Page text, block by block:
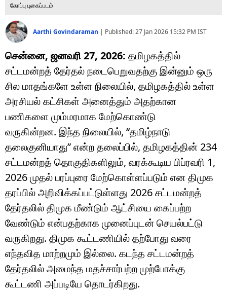
கோப்பு புகைப்படம்
Aarthi Govindaraman | Published:27 Jan 2026 15:32 PM IST
சென்னை, ஜனவரி 27, 2026: தமிழகத்தில்
சட்டமன்றத் தேர்தல் நடைபெறுவதற்கு இன்னும் ஒரு
சில மாதங்களே உள்ள நிலையில், தமிழகத்தில் உள்ள
அரசியல் கட்சிகள் அனைத்தும் அதற்கான
பணிகளை மும்மரமாக மேற்கொண்டு
வருகின்றன. இந்த நிலையில், “தமிழ்நாடு
தலைகுனியாது” என்ற தலைப்பில், தமிழகத்தின் 234
சட்டமன்றத் தொகுதிகளிலும், வரக்கூடிய பிப்ரவரி 1,
2026 முதல் பரப்புரை மேற்கொள்ளப்படும் என திமுக
தரப்பில் அறிவிக்கப்பட்டுள்ளது 2026 சட்டமன்றத்
தேர்தலில் திமுக மீண்டும் ஆட்சியை கைப்பற்ற
வேண்டும் என்பதற்காக முனைப்புடன் செயல்பட்டு
வருகிறது. திமுக கூட்டணியில் தற்போது வரை
எந்தவித மாற்றமும் இல்லை. கடந்த சட்டமன்றத்
தேர்தலில் அமைந்த மதச்சார்பற்ற முற்போக்கு
கூட்டணி அப்படியே தொடர்கிறது.